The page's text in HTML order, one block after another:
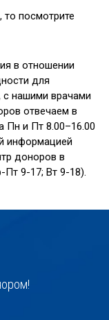
то посмотрите
в отношении
для
с нашими врачами
отвечаем в
Пн и Пт 8.00–16.00
информацией
доноров в
9-17; Bт 9-18).